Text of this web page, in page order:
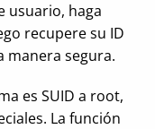
usuario, haga
recupere su ID
manera segura.
es SUID a root,
La función